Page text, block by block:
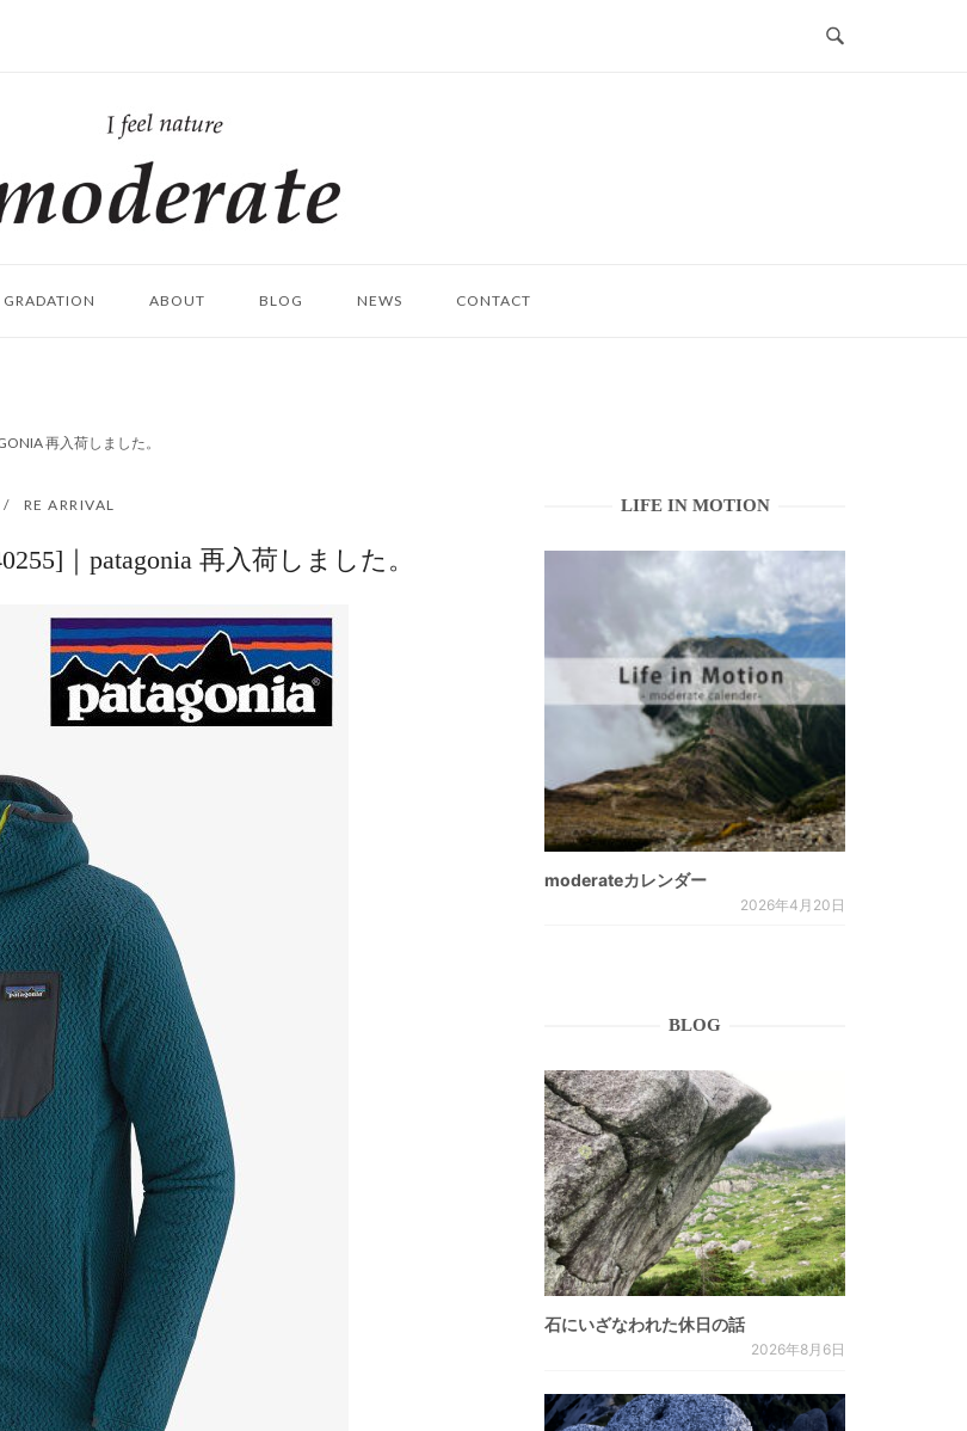
ム
GRADATION ABOUT BLOG NEWS CONTACT
再入荷しました。
RE ARRIVAL
｜patagonia 再入荷しました。
LIFE IN MOTION
moderateカレンダー
2026年4月20日
BLOG
石にいざなわれた休日の話
2026年8月6日